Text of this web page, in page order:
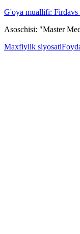
G'oya muallifi:
Asoschisi: "Master
Maxfiylik siyosati